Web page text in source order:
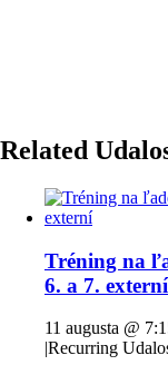
Related
Tréning na
6. a 7. externí
11 augusta @
|Recurring